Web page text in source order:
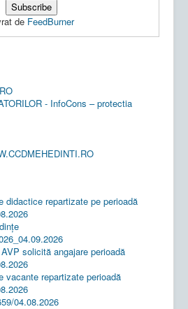
de FeedBurner
- InfoCons – protectia
didactice repartizate pe perioadă
solicită angajare perioadă
vacante repartizate perioadă
04.08.2026